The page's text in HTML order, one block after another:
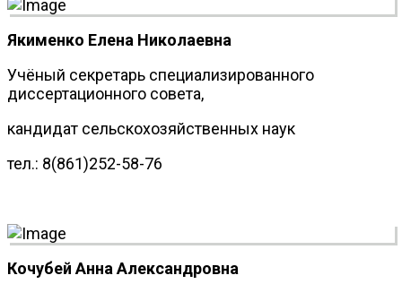
Якименко Елена Николаевна
Учёный секретарь специализированного
диссертационного совета,
кандидат сельскохозяйственных наук
тел.: 8(861)252-58-76
Кочубей Анна Александровна